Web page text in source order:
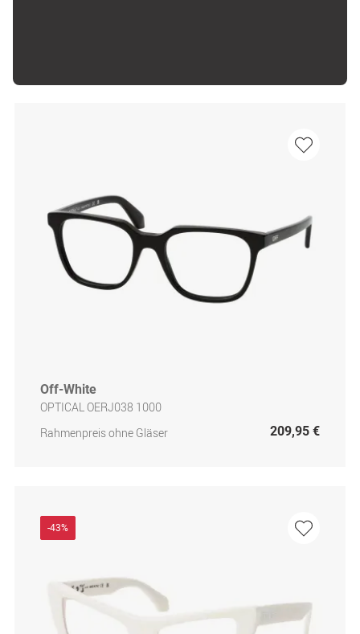
Off-White
OPTICAL OERJ038 1000
Rahmenpreis ohne Gläser
209,95 €
-43%